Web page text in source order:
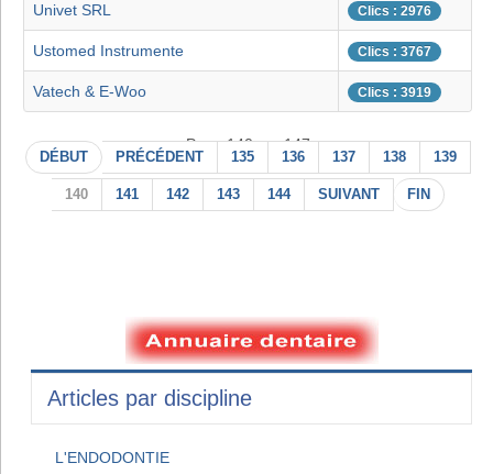
Univet SRL Clics : 2976
Ustomed Instrumente Clics : 3767
Vatech & E-Woo Clics : 3919
Page 140 sur 147
DÉBUT PRÉCÉDENT 135 136 137 138 139
140 141 142 143 144 SUIVANT FIN
Articles par discipline
L'ENDODONTIE